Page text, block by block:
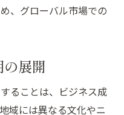
、グローバル市場での
展開
ることは、ビジネス成
域には異なる文化やニ